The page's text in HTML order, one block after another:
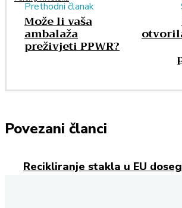
Prethodni članak
Može li vaša
ambalaža
preživjeti PPWR?
Povezani članci
Recikliranje stakla u EU